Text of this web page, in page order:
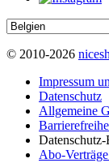
© 2010-2026
Impressum
Datenschutz
Allgemeine
Abo-